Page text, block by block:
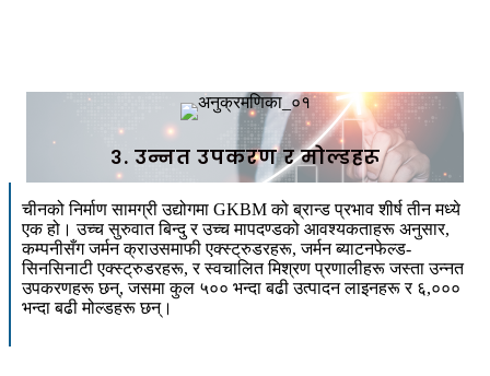
३. उन्नत उपकरण र मोल्डहरू
चीनको निर्माण सामग्री उद्योगमा GKBM को ब्रान्ड प्रभाव शीर्ष तीन मध्ये
एक हो। उच्च सुरुवात बिन्दु र उच्च मापदण्डको आवश्यकताहरू अनुसार,
कम्पनीसँग जर्मन क्राउसमाफी एक्स्ट्रुडरहरू, जर्मन ब्याटनफेल्ड-
सिनसिनाटी एक्स्ट्रुडरहरू, र स्वचालित मिश्रण प्रणालीहरू जस्ता उन्नत
उपकरणहरू छन्, जसमा कुल ५०० भन्दा बढी उत्पादन लाइनहरू र ६,०००
भन्दा बढी मोल्डहरू छन्।